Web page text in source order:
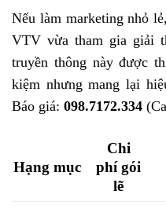
Nếu làm marketing nhỏ
VTV vừa tham gia giải
truyền thông này được
kiệm nhưng mang lại
Báo giá: 098.7172.334
Hạng mục
Chi
phí gói
lẽ